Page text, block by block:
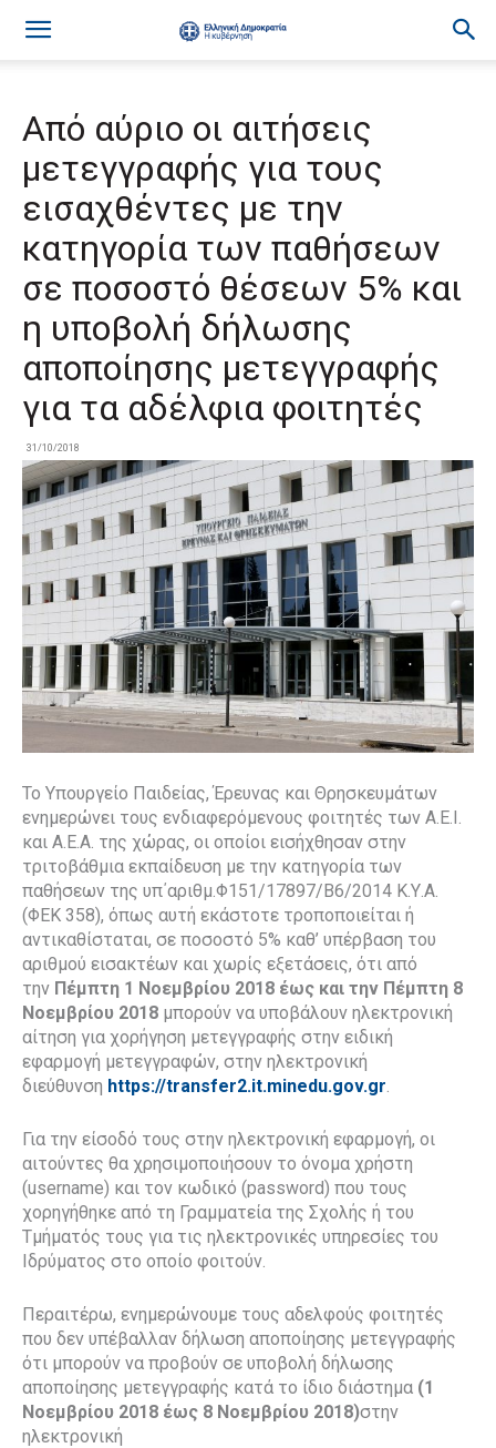
Από αύριο οι αιτήσεις
μετεγγραφής για τους
εισαχθέντες με την
κατηγορία των παθήσεων
σε ποσοστό θέσεων 5% και
η υποβολή δήλωσης
αποποίησης μετεγγραφής
για τα αδέλφια φοιτητές
31/10/2018
Το Υπουργείο Παιδείας, Έρευνας και Θρησκευμάτων
ενημερώνει τους ενδιαφερόμενους φοιτητές των Α.Ε.Ι.
και Α.Ε.Α. της χώρας, οι οποίοι εισήχθησαν στην
τριτοβάθμια εκπαίδευση με την κατηγορία των
παθήσεων της υπ΄αριθμ.Φ151/17897/Β6/2014 Κ.Υ.Α.
(ΦΕΚ 358), όπως αυτή εκάστοτε τροποποιείται ή
αντικαθίσταται, σε ποσοστό 5% καθ’ υπέρβαση του
αριθμού εισακτέων και χωρίς εξετάσεις, ότι από
την Πέμπτη 1 Νοεμβρίου 2018 έως και την Πέμπτη 8
Νοεμβρίου 2018 μπορούν να υποβάλουν ηλεκτρονική
αίτηση για χορήγηση μετεγγραφής στην ειδική
εφαρμογή μετεγγραφών, στην ηλεκτρονική
διεύθυνση https://transfer2.it.minedu.gov.gr
Για την είσοδό τους στην ηλεκτρονική εφαρμογή, οι
αιτούντες θα χρησιμοποιήσουν το όνομα χρήστη
(username) και τον κωδικό (password) που τους
χορηγήθηκε από τη Γραμματεία της Σχολής ή του
Τμήματός τους για τις ηλεκτρονικές υπηρεσίες του
Ιδρύματος στο οποίο φοιτούν.
Περαιτέρω, ενημερώνουμε τους αδελφούς φοιτητές
που δεν υπέβαλλαν δήλωση αποποίησης μετεγγραφής
ότι μπορούν να προβούν σε υποβολή δήλωσης
αποποίησης μετεγγραφής κατά το ίδιο διάστημα (1
Νοεμβρίου 2018 έως 8 Νοεμβρίου 2018)στην
ηλεκτρονική